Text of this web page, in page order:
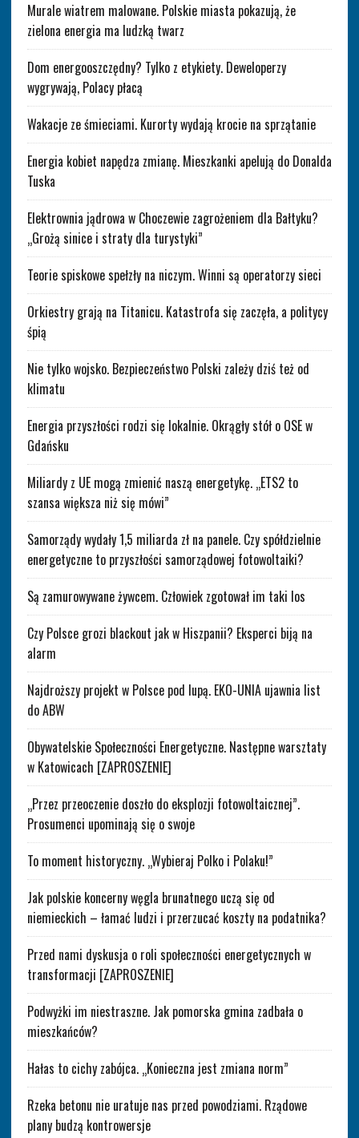
Murale wiatrem malowane. Polskie miasta pokazują, że
zielona energia ma ludzką twarz
Dom energooszczędny? Tylko z etykiety. Deweloperzy
wygrywają, Polacy płacą
Wakacje ze śmieciami. Kurorty wydają krocie na sprzątanie
Energia kobiet napędza zmianę. Mieszkanki apelują do Donalda
Tuska
Elektrownia jądrowa w Choczewie zagrożeniem dla Bałtyku?
„Grożą sinice i straty dla turystyki”
Teorie spiskowe spełzły na niczym. Winni są operatorzy sieci
Orkiestry grają na Titanicu. Katastrofa się zaczęła, a politycy
śpią
Nie tylko wojsko. Bezpieczeństwo Polski zależy dziś też od
klimatu
Energia przyszłości rodzi się lokalnie. Okrągły stół o OSE w
Gdańsku
Miliardy z UE mogą zmienić naszą energetykę. „ETS2 to
szansa większa niż się mówi”
Samorządy wydały 1,5 miliarda zł na panele. Czy spółdzielnie
energetyczne to przyszłości samorządowej fotowoltaiki?
Są zamurowywane żywcem. Człowiek zgotował im taki los
Czy Polsce grozi blackout jak w Hiszpanii? Eksperci biją na
alarm
Najdroższy projekt w Polsce pod lupą. EKO-UNIA ujawnia list
do ABW
Obywatelskie Społeczności Energetyczne. Następne warsztaty
w Katowicach [ZAPROSZENIE]
„Przez przeoczenie doszło do eksplozji fotowoltaicznej”.
Prosumenci upominają się o swoje
To moment historyczny. „Wybieraj Polko i Polaku!”
Jak polskie koncerny węgla brunatnego uczą się od
niemieckich – łamać ludzi i przerzucać koszty na podatnika?
Przed nami dyskusja o roli społeczności energetycznych w
transformacji [ZAPROSZENIE]
Podwyżki im niestraszne. Jak pomorska gmina zadbała o
mieszkańców?
Hałas to cichy zabójca. „Konieczna jest zmiana norm”
Rzeka betonu nie uratuje nas przed powodziami. Rządowe
plany budzą kontrowersje